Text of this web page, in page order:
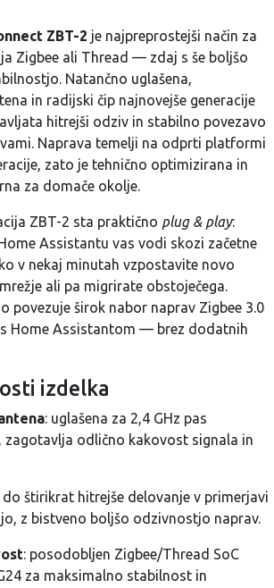
ZBT-2 je najpreprostejši način za
Zigbee ali Thread — zdaj s še boljšo
Natančno uglašena,
in radijski čip najnovejše generacije
hitrejši odziv in stabilno povezavo
Naprava temelji na odprti platformi
zato je tehnično optimizirana in
za domače okolje.
ZBT-2 sta praktično plug & play:
Assistantu vas vodi skozi začetne
v nekaj minutah vzpostavite novo
ali pa migrirate obstoječega.
povezuje širok nabor naprav Zigbee 3.0
Home Assistantom — brez dodatnih
izdelka
: uglašena za 2,4 GHz pas
zagotavlja odlično kakovost signala in
do štirikrat hitrejše delovanje v primerjavi
z bistveno boljšo odzivnostjo naprav.
: posodobljen Zigbee/Thread SoC
za maksimalno stabilnost in